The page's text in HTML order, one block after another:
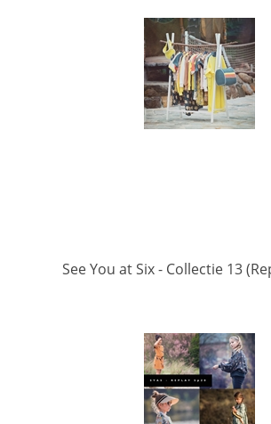
See You at Six - Collectie 13